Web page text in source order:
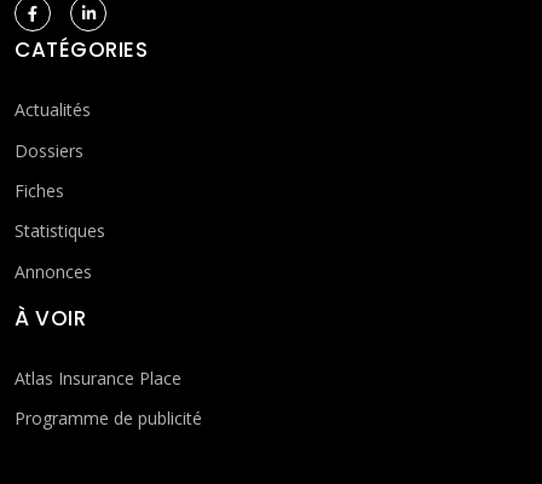
CATÉGORIES
Actualités
Dossiers
Fiches
Statistiques
Annonces
À VOIR
Atlas Insurance Place
Programme de publicité